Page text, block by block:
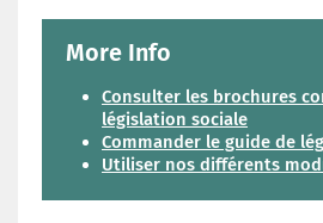
More Info
Consulter les brochures
législation sociale
Commander le guide de
Utiliser nos différents